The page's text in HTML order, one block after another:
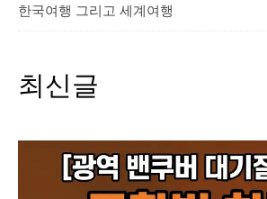
한국여행 그리고 세계여행
최신글